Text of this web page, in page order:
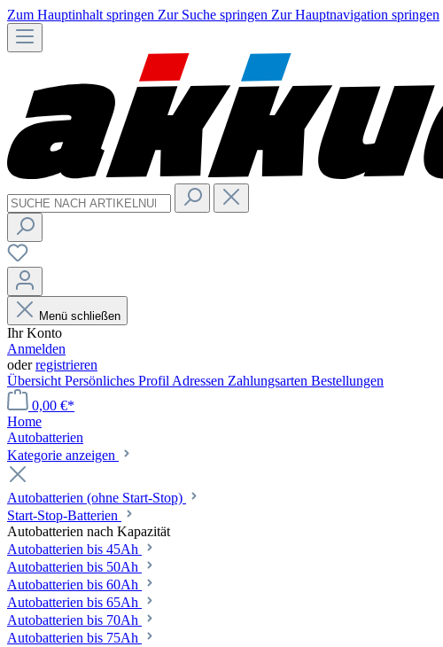
Zum Hauptinhalt springen Zur Suche springen Zur Hauptnavigation springen
Menü schließen
Ihr Konto
Anmelden
oderregistrieren
Übersicht Persönliches Profil Adressen Zahlungsarten Bestellungen
0,00 €*
Home
Autobatterien
Kategorie anzeigen
Autobatterien (ohne Start-Stop)
Start-Stop-Batterien
Autobatterien nach Kapazität
Autobatterien bis 45Ah
Autobatterien bis 50Ah
Autobatterien bis 60Ah
Autobatterien bis 65Ah
Autobatterien bis 70Ah
Autobatterien bis 75Ah